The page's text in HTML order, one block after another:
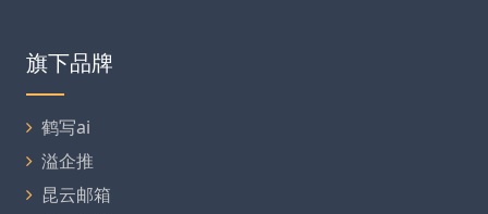
旗下品牌
鹤写ai
溢企推
昆云邮箱